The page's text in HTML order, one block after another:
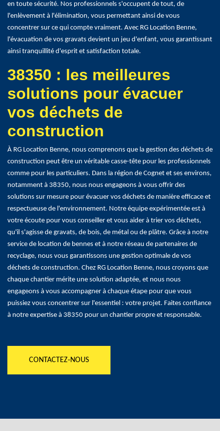
en toute sécurité. Nos professionnels s'occupent de tout, de
l'enlèvement à l'élimination, vous permettant ainsi de vous
concentrer sur ce qui compte vraiment. Avec RG Location Benne,
l'évacuation de vos gravats devient un jeu d'enfant, vous garantissant
ainsi tranquillité d'esprit et satisfaction totale.
38350 : les meilleures
solutions pour évacuer
vos déchets de
construction
À RG Location Benne, nous comprenons que la gestion des déchets de
construction peut être un véritable casse-tête pour les professionnels
comme pour les particuliers. Dans la région de Cognet et ses environs,
notamment à 38350, nous nous engageons à vous offrir des
solutions sur mesure pour évacuer vos déchets de manière efficace et
respectueuse de l'environnement. Notre équipe expérimentée est à
votre écoute pour vous conseiller et vous aider à trier vos déchets,
qu'il s'agisse de gravats, de bois, de métal ou de plâtre. Grâce à notre
service de location de bennes et à notre réseau de partenaires de
recyclage, nous vous garantissons une gestion optimale de vos
déchets de construction. Chez RG Location Benne, nous croyons que
chaque chantier mérite une solution adaptée, et nous nous
engageons à vous accompagner à chaque étape pour que vous
puissiez vous concentrer sur l'essentiel : votre projet. Faites confiance
à notre expertise à 38350 pour un chantier propre et responsable.
CONTACTEZ-NOUS